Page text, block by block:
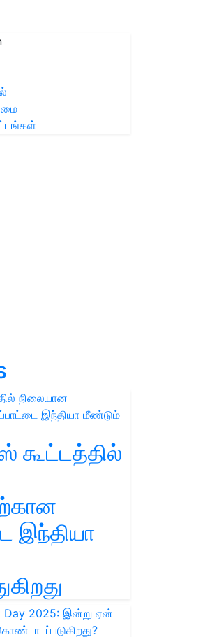
கூட்டத்தில்
இந்தியா